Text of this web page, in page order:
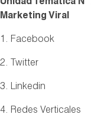
Unidad Temática
Marketing Viral
1. Facebook
2. Twitter
3. Linkedin
4. Redes Verticales